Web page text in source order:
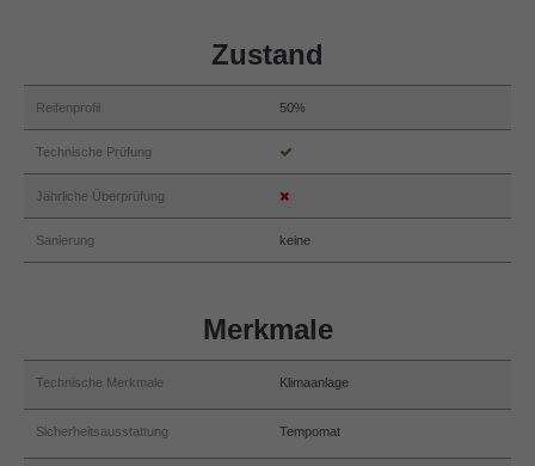
Zustand
Reifenprofil 50%
Technische Prüfung
Jährliche Überprüfung
Sanierung keine
Merkmale
Technische Merkmale Klimaanlage
Sicherheitsausstattung Tempomat